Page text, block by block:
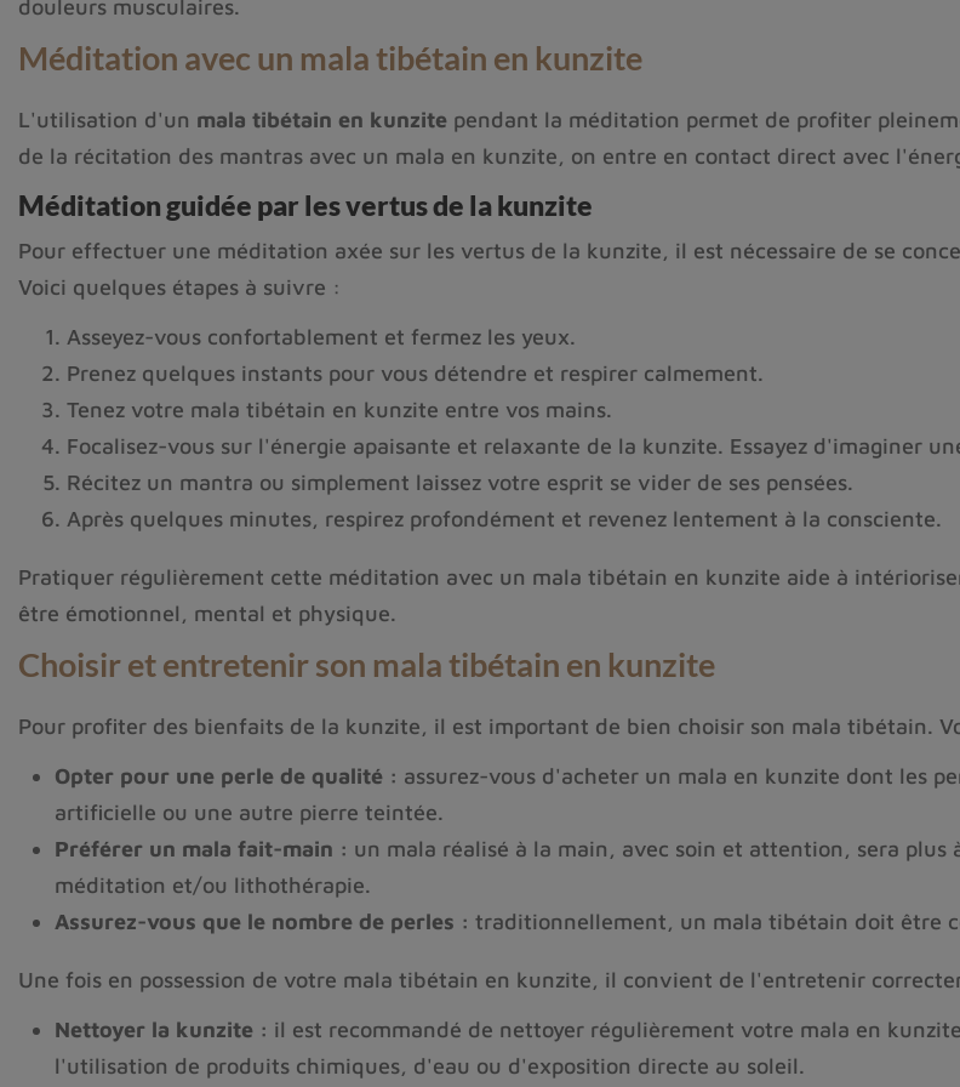
douleurs musculaires.
Méditation avec un mala tibétain en kunzite
L'utilisation d'un mala tibétain en kunzite pendant la méditation permet de profiter
de la récitation des mantras avec un mala en kunzite, on entre en contact direct avec
Méditation guidée par les vertus de la kunzite
Pour effectuer une méditation axée sur les vertus de la kunzite, il est nécessaire de se
Voici quelques étapes à suivre :
Asseyez-vous confortablement et fermez les yeux.
Prenez quelques instants pour vous détendre et respirer calmement.
Tenez votre mala tibétain en kunzite entre vos mains.
Focalisez-vous sur l'énergie apaisante et relaxante de la kunzite. Essayez d'imaginer
Récitez un mantra ou simplement laissez votre esprit se vider de ses pensées.
Après quelques minutes, respirez profondément et revenez lentement à la consciente.
Pratiquer régulièrement cette méditation avec un mala tibétain en kunzite aide à
être émotionnel, mental et physique.
Choisir et entretenir son mala tibétain en kunzite
Pour profiter des bienfaits de la kunzite, il est important de bien choisir son mala tibétain.
Opter pour une perle de qualité : assurez-vous d'acheter un mala en kunzite dont les
artificielle ou une autre pierre teintée.
Préférer un mala fait-main : un mala réalisé à la main, avec soin et attention, sera
méditation et/ou lithothérapie.
Assurez-vous que le nombre de perles : traditionnellement, un mala tibétain doit être
Une fois en possession de votre mala tibétain en kunzite, il convient de l'entretenir
Nettoyer la kunzite : il est recommandé de nettoyer régulièrement votre mala en
l'utilisation de produits chimiques, d'eau ou d'exposition directe au soleil.